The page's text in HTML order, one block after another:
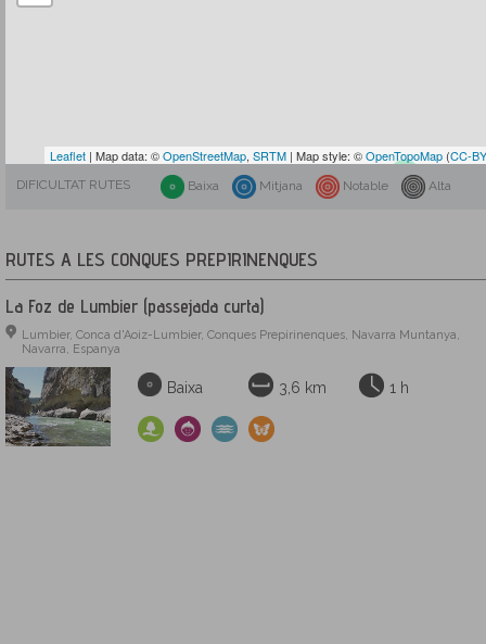
Leaflet | Map data: ©OpenStreetMap, SRTM | Map style: ©OpenTopoMap (CC-
DIFICULTAT RUTES Baixa Mitjana Notable Alta
RUTES A LES CONQUES PREPIRINENQUES
La Foz de Lumbier (passejada curta)
Lumbier, Conca d'Aoiz-Lumbier, Conques Prepirinenques, Navarra Muntanya,
Navarra, Espanya
Baixa 3,6 km 1 h